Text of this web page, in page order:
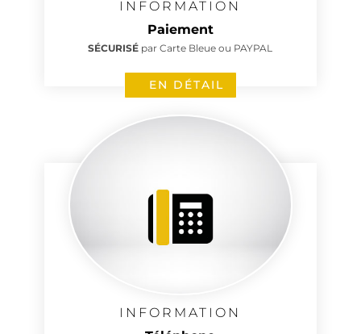
INFORMATION
Paiement
SÉCURISÉ par Carte Bleue ou PAYPAL
EN DÉTAIL
INFORMATION